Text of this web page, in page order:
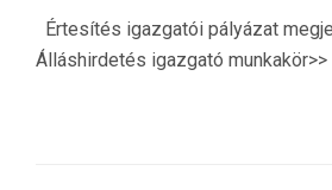
Értesítés igazgatói pályázat
Álláshirdetés igazgató munkakör>>